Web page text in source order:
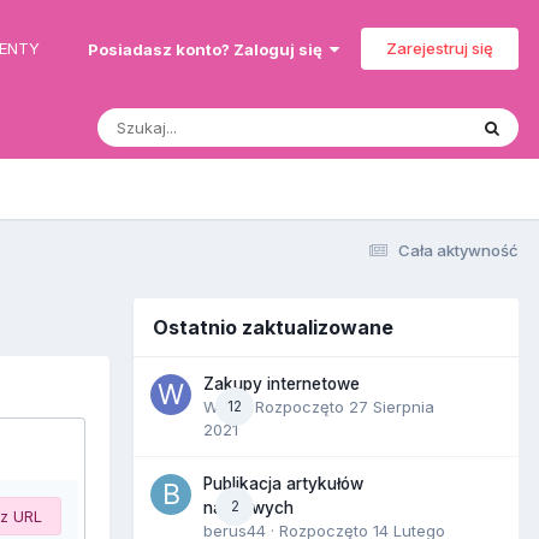
Posiadasz konto? Zaloguj się Zarejestruj się
Cała aktywność
URL
Ostatnio zaktualizowane
12
Zakupy internetowe
Wula · Rozpoczęto 27 Sierpnia
2021
2
Publikacja artykułów
naukowych
berus44 · Rozpoczęto 14 Lutego